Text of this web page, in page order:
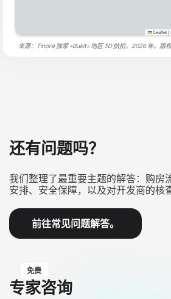
Leaflet|
来源：Tinora 独家 «Bukit» 地区 3D 航拍，2026 年。版
还有问题吗？
我们整理了最重要主题的解答：购房
安排、安全保障，以及对开发商的核
前往常见问题解答。
免费
专家咨询